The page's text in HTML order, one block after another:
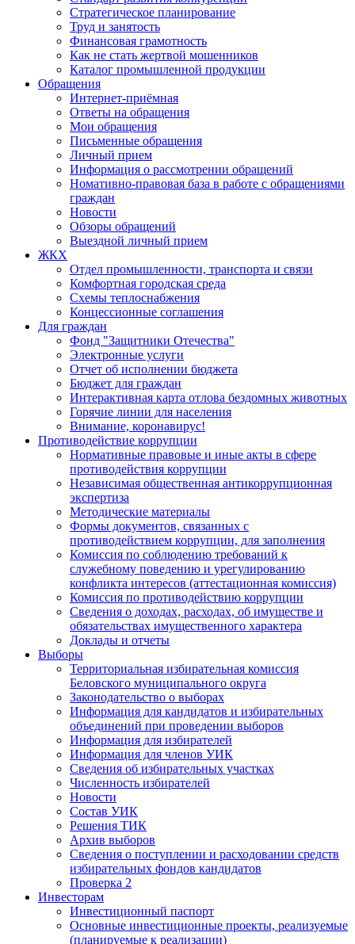
Стратегическое планирование
Труд и занятость
Финансовая грамотность
Как не стать жертвой мошенников
Каталог промышленной продукции
Обращения
Интернет-приёмная
Ответы на обращения
Мои обращения
Письменные обращения
Личный прием
Информация о рассмотрении обращений
Номативно-правовая база в работе с обращениями
граждан
Новости
Обзоры обращений
Выездной личный прием
ЖКХ
Отдел промышленности, транспорта и связи
Комфортная городская среда
Схемы теплоснабжения
Концессионные соглашения
Для граждан
Фонд "Защитники Отечества"
Электронные услуги
Отчет об исполнении бюджета
Бюджет для граждан
Интерактивная карта отлова бездомных животных
Горячие линии для населения
Внимание, коронавирус!
Противодействие коррупции
Нормативные правовые и иные акты в сфере
противодействия коррупции
Независимая общественная антикоррупционная
экспертиза
Методические материалы
Формы документов, связанных с
противодействием коррупции, для заполнения
Комиссия по соблюдению требований к
служебному поведению и урегулированию
конфликта интересов (аттестационная комиссия)
Комиссия по противодействию коррупции
Сведения о доходах, расходах, об имуществе и
обязательствах имущественного характера
Доклады и отчеты
Выборы
Территориальная избирательная комиссия
Беловского муниципального округа
Законодательство о выборах
Информация для кандидатов и избирательных
объединений при проведении выборов
Информация для избирателей
Информация для членов УИК
Сведения об избирательных участках
Численность избирателей
Новости
Состав УИК
Решения ТИК
Архив выборов
Сведения о поступлении и расходовании средств
избирательных фондов кандидатов
Проверка 2
Инвесторам
Инвестиционный паспорт
Основные инвестиционные проекты, реализуемые
(планируемые к реализации)